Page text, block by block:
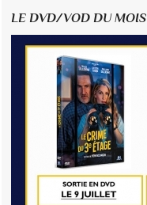
LE DVD/VOD DU MOIS